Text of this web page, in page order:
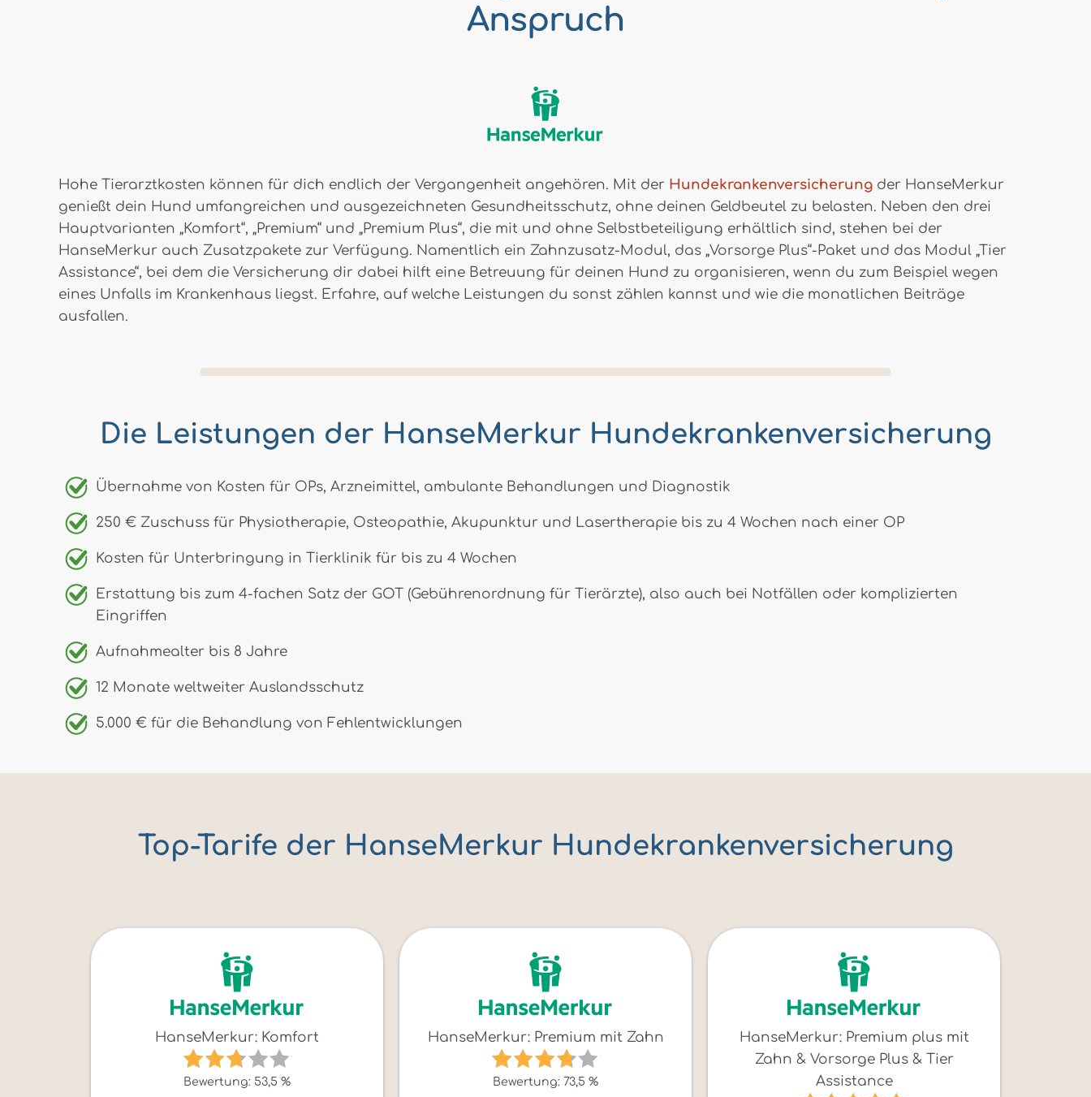
Anspruch
Hohe Tierarztkosten können für dich endlich der Vergangenheit angehören. Mit der Hundekrankenversicherung der HanseMerkur
genießt dein Hund umfangreichen und ausgezeichneten Gesundheitsschutz, ohne deinen Geldbeutel zu belasten. Neben den drei
Hauptvarianten „Komfort“, „Premium“ und „Premium Plus“, die mit und ohne Selbstbeteiligung erhältlich sind, stehen bei der
HanseMerkur auch Zusatzpakete zur Verfügung. Namentlich ein Zahnzusatz-Modul, das „Vorsorge Plus“-Paket und das Modul „Tier
Assistance“, bei dem die Versicherung dir dabei hilft eine Betreuung für deinen Hund zu organisieren, wenn du zum Beispiel wegen
eines Unfalls im Krankenhaus liegst. Erfahre, auf welche Leistungen du sonst zählen kannst und wie die monatlichen Beiträge
ausfallen.
Die Leistungen der HanseMerkur Hundekrankenversicherung
Übernahme von Kosten für OPs, Arzneimittel, ambulante Behandlungen und Diagnostik
250 € Zuschuss für Physiotherapie, Osteopathie, Akupunktur und Lasertherapie bis zu 4 Wochen nach einer OP
Kosten für Unterbringung in Tierklinik für bis zu 4 Wochen
Erstattung bis zum 4-fachen Satz der GOT (Gebührenordnung für Tierärzte), also auch bei Notfällen oder komplizierten
Eingriffen
Aufnahmealter bis 8 Jahre
12 Monate weltweiter Auslandsschutz
5.000 € für die Behandlung von Fehlentwicklungen
Top-Tarife der HanseMerkur Hundekrankenversicherung
HanseMerkur: Komfort
Bewertung: 53,5 %
HanseMerkur: Premium mit Zahn
Bewertung: 73,5 %
HanseMerkur: Premium plus mit
Zahn & Vorsorge Plus & Tier
Assistance